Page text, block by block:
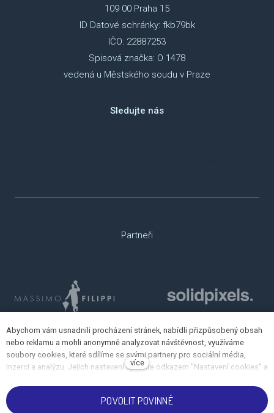
109 00 Praha 15
ID Datové schránky: fkb79bk
IČO: 22887253
Spisová značka: O 1478
vedená u Městského soudu v Praze
Sledujte nás
Partneři
Abychom vám usnadnili procházení stránek, nabídli přizpůsobený obsah
nebo reklamu a mohli anonymně analyzovat návštěvnost, využíváme
soubory cookies, které sdílíme se svými partnery pro sociální média,
inzerci a analýzu. Jejich nastavení upravíte odkazem "Nastavení cookies" a
v našich Zásadách ochrany osobních údajů a používání souborů cookies.
Souhlasíte s používáním cookies?
více
POVOLIT POVINNÉ